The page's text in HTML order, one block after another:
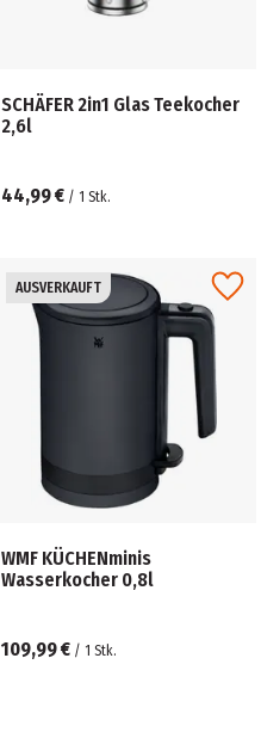
SCHÄFER 2in1 Glas Teekocher
2,6l
44,99 € / 1 Stk.
AUSVERKAUFT
WMF KÜCHENminis
Wasserkocher 0,8l
109,99 € / 1 Stk.